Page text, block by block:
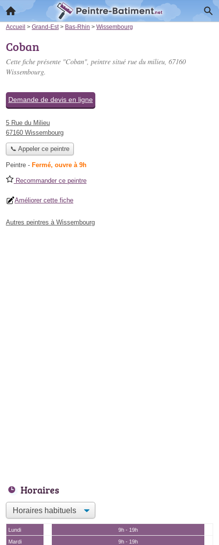
Accueil > Grand-Est > Bas-Rhin > Wissembourg
Coban
Cette fiche présente "Coban", peintre situé rue du milieu, 67160
Wissembourg.
Demande de devis en ligne
5 Rue du Milieu
67160 Wissembourg
📞 Appeler ce peintre
Peintre - Fermé, ouvre à 9h
Recommander ce peintre
Améliorer cette fiche
Autres peintres à Wissembourg
Horaires
Lundi
9h - 19h
Mardi
9h - 19h